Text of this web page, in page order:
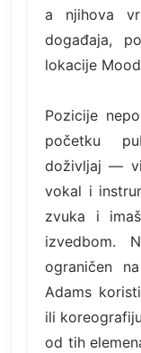
a njihova
događaja,
lokacije
Pozicije
početku
doživljaj —
vokal i
zvuka i
izvedbom.
ograničen
Adams
ili
od tih